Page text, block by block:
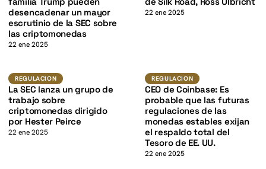
desencadenar un mayor
escrutinio de la SEC sobre
las criptomonedas
22 ene 2025
22 ene 2025
Regulacion
K
REGULACION
La SEC lanza un grupo de
trabajo sobre
criptomonedas dirigido
por Hester Peirce
22 ene 2025
Regulacion
REGULACION
CEO de Coinbase: Es
probable que las futuras
regulaciones de las
monedas estables exijan
el respaldo total del
Tesoro de EE. UU.
22 ene 2025